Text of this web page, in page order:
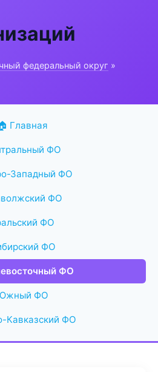
федеральный округ »
Главная
ФО
Западный ФО
ФО
ФО
ФО
ФО
ФО
Кавказский ФО